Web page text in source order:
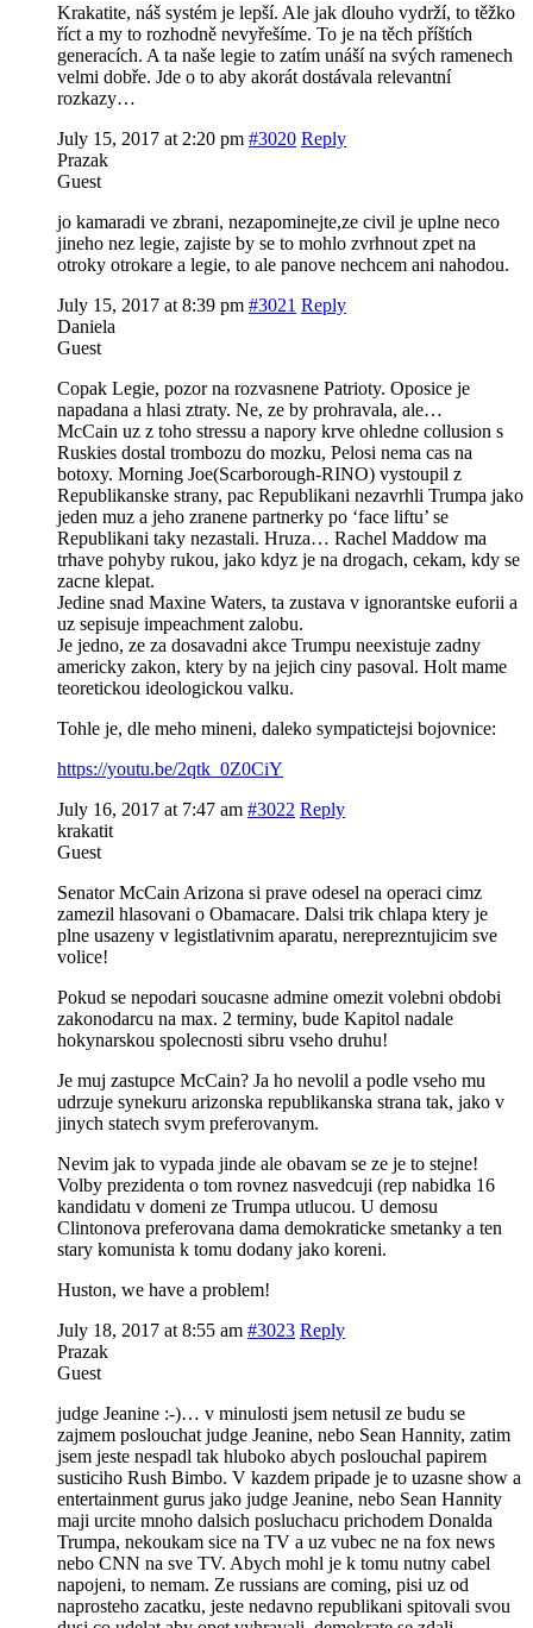
Krakatite, náš systém je lepší. Ale jak dlouho vydrží, to těžko
říct a my to rozhodně nevyřešíme. To je na těch příštích
generacích. A ta naše legie to zatím unáší na svých ramenech
velmi dobře. Jde o to aby akorát dostávala relevantní
rozkazy…
July 15, 2017 at 2:20 pm #3020 Reply
Prazak
Guest
jo kamaradi ve zbrani, nezapominejte,ze civil je uplne neco
jineho nez legie, zajiste by se to mohlo zvrhnout zpet na
otroky otrokare a legie, to ale panove nechcem ani nahodou.
July 15, 2017 at 8:39 pm #3021 Reply
Daniela
Guest
Copak Legie, pozor na rozvasnene Patrioty. Oposice je
napadana a hlasi ztraty. Ne, ze by prohravala, ale…
McCain uz z toho stressu a napory krve ohledne collusion s
Ruskies dostal trombozu do mozku, Pelosi nema cas na
botoxy. Morning Joe(Scarborough-RINO) vystoupil z
Republikanske strany, pac Republikani nezavrhli Trumpa jako
jeden muz a jeho zranene partnerky po ‘face liftu’ se
Republikani taky nezastali. Hruza… Rachel Maddow ma
trhave pohyby rukou, jako kdyz je na drogach, cekam, kdy se
zacne klepat.
Jedine snad Maxine Waters, ta zustava v ignorantske euforii a
uz sepisuje impeachment zalobu.
Je jedno, ze za dosavadni akce Trumpu neexistuje zadny
americky zakon, ktery by na jejich ciny pasoval. Holt mame
teoretickou ideologickou valku.
Tohle je, dle meho mineni, daleko sympatictejsi bojovnice:
https://youtu.be/2qtk_0Z0CiY
July 16, 2017 at 7:47 am #3022 Reply
krakatit
Guest
Senator McCain Arizona si prave odesel na operaci cimz
zamezil hlasovani o Obamacare. Dalsi trik chlapa ktery je
plne usazeny v legistlativnim aparatu, nereprezntujicim sve
volice!
Pokud se nepodari soucasne admine omezit volebni obdobi
zakonodarcu na max. 2 terminy, bude Kapitol nadale
hokynarskou spolecnosti sibru vseho druhu!
Je muj zastupce McCain? Ja ho nevolil a podle vseho mu
udrzuje synekuru arizonska republikanska strana tak, jako v
jinych statech svym preferovanym.
Nevim jak to vypada jinde ale obavam se ze je to stejne!
Volby prezidenta o tom rovnez nasvedcuji (rep nabidka 16
kandidatu v domeni ze Trumpa utlucou. U demosu
Clintonova preferovana dama demokraticke smetanky a ten
stary komunista k tomu dodany jako koreni.
Huston, we have a problem!
July 18, 2017 at 8:55 am #3023 Reply
Prazak
Guest
judge Jeanine :-)… v minulosti jsem netusil ze budu se
zajmem poslouchat judge Jeanine, nebo Sean Hannity, zatim
jsem jeste nespadl tak hluboko abych poslouchal papirem
susticiho Rush Bimbo. V kazdem pripade je to uzasne show a
entertainment gurus jako judge Jeanine, nebo Sean Hannity
maji urcite mnoho dalsich posluchacu prichodem Donalda
Trumpa, nekoukam sice na TV a uz vubec ne na fox news
nebo CNN na sve TV. Abych mohl je k tomu nutny cabel
napojeni, to nemam. Ze russians are coming, pisi uz od
naprosteho zacatku, jeste nedavno republikani spitovali svou